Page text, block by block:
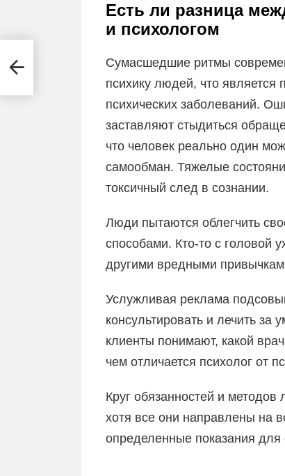
Есть ли разница
и психологом
Сумасшедшие ритмы
психику людей, что
психических заболеваний.
заставляют стыдиться
что человек реально один
самообман. Тяжелые
токсичный след в сознании.
Люди пытаются облегчить
способами. Кто-то с головой
другими вредными
Услужливая реклама
консультировать и лечить
клиенты понимают, какой
чем отличается психолог от
Круг обязанностей и методов
хотя все они направлены на
определенные показания